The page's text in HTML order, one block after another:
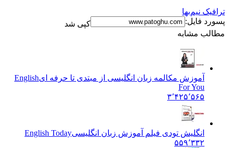
ترافیک نیم‌بها
پسورد فایل:
کپی شد
مطالب مشابه
آموزش مکالمه زبان انگلیسی از مبتدی تا حرفه ایEnglish
For You
۳٬۴۲۵٬۵۶۵
انگلیش تودی فیلم آموزش زبان انگليسیEnglish Today
۵۵۹٬۳۳۲